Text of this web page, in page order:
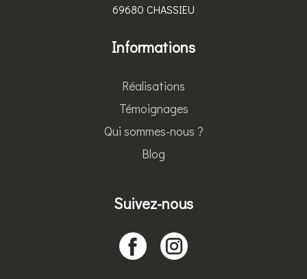
69680 CHASSIEU
Informations
Réalisations
Témoignages
Qui sommes-nous ?
Blog
Suivez-nous